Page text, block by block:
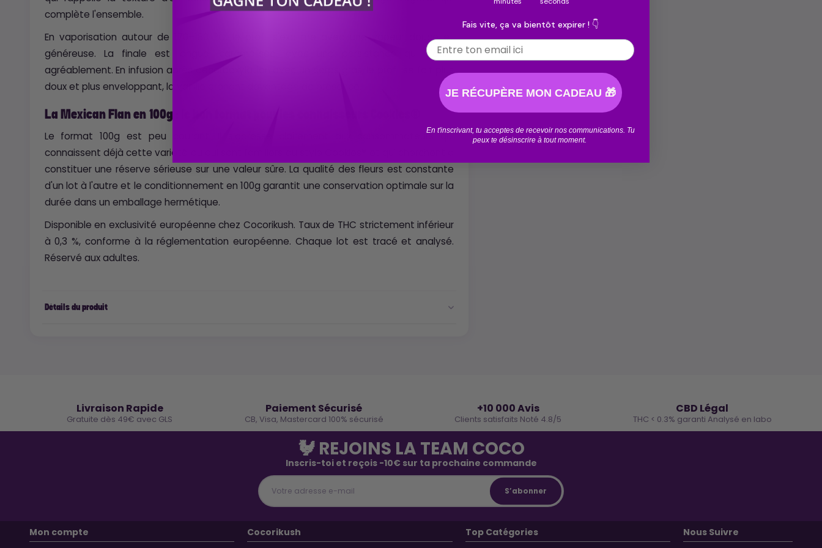
complète l'ensemble.
En vaporisation autour de 170–180 °C, le profil s'exprime avec une vapeur douce et
généreuse. La finale est longue, caramélisée, avec une persistance qui s'étire
agréablement. En infusion après décarboxylation avec un corps gras, le profil se fait plus
doux et plus enveloppant, la vanille prenant davantage de présence.
La Mexican Flan en 100g : le bon format pour les connaisseurs Cookies®
Le format 100g est peu courant. Il s'adresse clairement aux consommateurs qui
connaissent déjà cette variété ou qui sont familiers du style Cookies® et qui cherchent à
constituer une réserve sérieuse sur une valeur sûre. La qualité des fleurs est constante
d'un lot à l'autre et le conditionnement en 100g garantit une conservation optimale sur la
durée dans un emballage hermétique.
Disponible en exclusivité européenne chez Cocorikush. Taux de THC strictement inférieur
à 0,3 %, conforme à la réglementation européenne. Chaque lot est tracé et analysé.
Réservé aux adultes.
Détails du produit
Livraison Rapide
Gratuite dès 49€ avec GLS
Paiement Sécurisé
CB, Visa, Mastercard 100% sécurisé
+10 000 Avis
Clients satisfaits Noté 4.8/5
CBD Légal
THC < 0.3% garanti Analysé en labo
🐓 REJOINS LA TEAM COCO
Inscris-toi et reçois -10€ sur ta prochaine commande
Mon compte
Cocorikush
Top Catégories
Nous Suivre
Fais vite, ça va bientôt expirer ! 👇
Email
JE RÉCUPÈRE MON CADEAU 🎁
En t'inscrivant, tu acceptes de recevoir nos communications. Tu
peux te désinscrire à tout moment.